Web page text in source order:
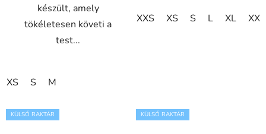
készült, amely
tökéletesen követi a
test...
XS S M
XXS XS S L XL XXL
KÜLSŐ RAKTÁR KÜLSŐ RAKTÁR